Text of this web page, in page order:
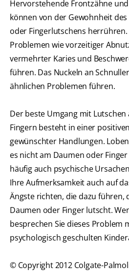
Hervorstehende Frontzähne
können von der Gewohnheit
oder Fingerlutschens herrühren.
Problemen wie vorzeitiger
vermehrter Karies und
führen. Das Nuckeln an
ähnlichen Problemen führen.
Der beste Umgang mit
Fingern besteht in einer
gewünschter Handlungen.
es nicht am Daumen oder
häufig auch psychische
Ihre Aufmerksamkeit auch auf
Ängste richten, die dazu führen,
Daumen oder Finger lutscht.
besprechen Sie dieses Problem
psychologisch geschulten
© Copyright 2012 Colgate-